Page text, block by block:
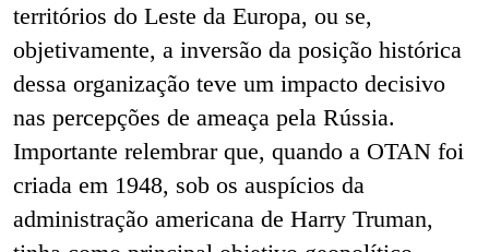
territórios do Leste da Europa, ou se,
objetivamente, a inversão da posição histórica
dessa organização teve um impacto decisivo
nas percepções de ameaça pela Rússia.
Importante relembrar que, quando a OTAN foi
criada em 1948, sob os auspícios da
administração americana de Harry Truman,